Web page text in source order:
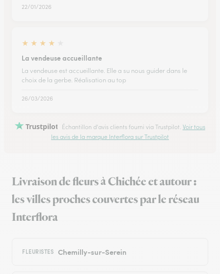
22/01/2026
★ ★ ★ ★
La vendeuse accueillante
La vendeuse est accueillante. Elle a su nous guider dans le
choix de la gerbe. Réalisation au top
26/03/2026
Trustpilot Échantillon d'avis clients fourni via Trustpilot. Voir tous
les avis de la marque Interflora sur Trustpilot
Livraison de fleurs à Chichée et autour :
les villes proches couvertes par le réseau
Interflora
FLEURISTES Chemilly-sur-Serein